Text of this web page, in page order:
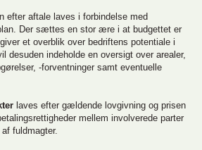
efter aftale laves i forbindelse med
Der sættes en stor ære i at budgettet er
et overblik over bedriftens potentiale i
desuden indeholde en oversigt over arealer,
-forventninger samt eventuelle
laves efter gældende lovgivning og prisen
mellem involverede parter
fuldmagter.